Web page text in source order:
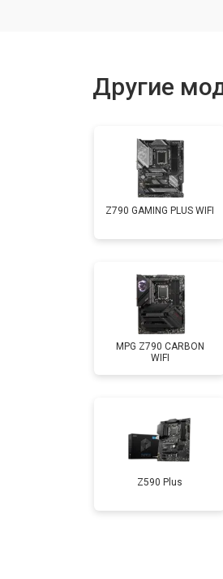
Другие
Z790 GAMING PLUS WIFI
MPG Z790 CARBON
WIFI
Z590 Plus